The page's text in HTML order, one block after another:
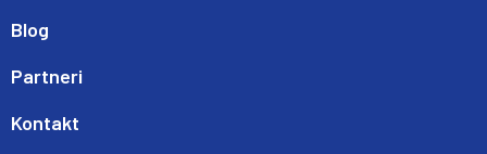
Blog
Partneri
Kontakt